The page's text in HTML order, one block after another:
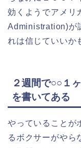
効くようでアメリ
Administration)が
れは信じていいか
２週間で○○１
を書いてある
やっていることが
るボクサーがやら